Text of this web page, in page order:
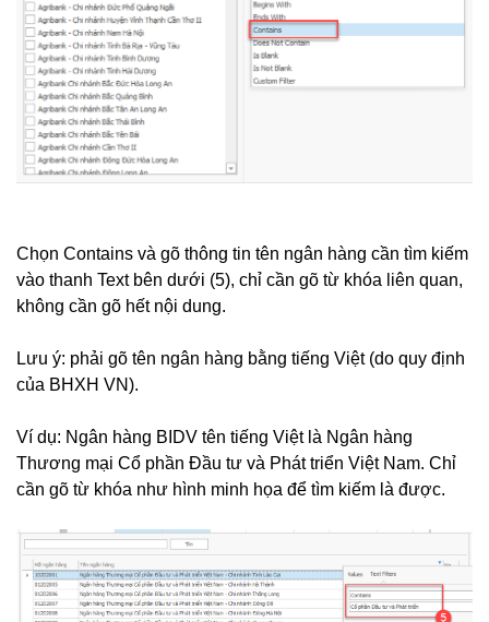
Chọn Contains và gõ thông tin tên ngân hàng cần tìm kiếm
vào thanh Text bên dưới (5), chỉ cần gõ từ khóa liên quan,
không cần gõ hết nội dung.
Lưu ý: phải gõ tên ngân hàng bằng tiếng Việt (do quy định
của BHXH VN).
Ví dụ: Ngân hàng BIDV tên tiếng Việt là Ngân hàng
Thương mại Cổ phần Đầu tư và Phát triển Việt Nam. Chỉ
cần gõ từ khóa như hình minh họa để tìm kiếm là được.